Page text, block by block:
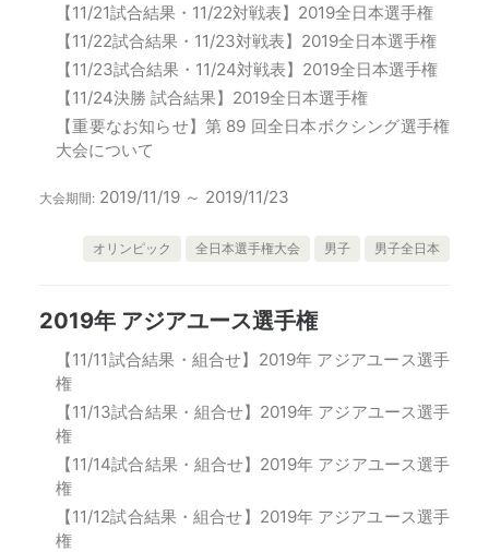
【11/21試合結果・11/22対戦表】2019全日本選手権
【11/22試合結果・11/23対戦表】2019全日本選手権
【11/23試合結果・11/24対戦表】2019全日本選手権
【11/24決勝 試合結果】2019全日本選手権
【重要なお知らせ】第 89 回全日本ボクシング選手権
大会について
大会期間: 2019/11/19 ～ 2019/11/23
オリンピック 全日本選手権大会 男子 男子全日本
2019年 アジアユース選手権
【11/11試合結果・組合せ】2019年 アジアユース選手
権
【11/13試合結果・組合せ】2019年 アジアユース選手
権
【11/14試合結果・組合せ】2019年 アジアユース選手
権
【11/12試合結果・組合せ】2019年 アジアユース選手
権